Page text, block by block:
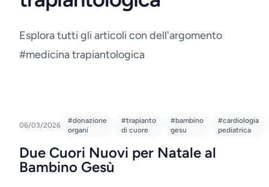
Esplora tutti gli articoli con dell'argomento
#medicina trapiantologica
06/03/2026
#donazione
organi
#trapianto
di cuore
#bambino
gesu
#cardiologia
pediatrica
Due Cuori Nuovi per Natale al
Bambino Gesù